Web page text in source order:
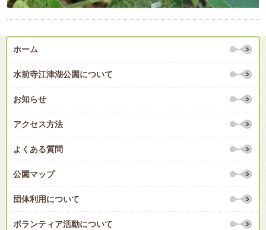
ホーム
水前寺江津湖公園について
お知らせ
アクセス方法
よくある質問
公園マップ
団体利用について
ボランティア活動について